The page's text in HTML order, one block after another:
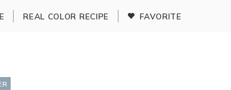
REAL COLOR RECIPE FAVORITE